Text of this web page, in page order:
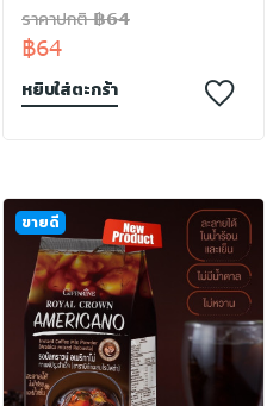
ราคาปกติ ฿64
฿64
หยิบใส่ตะกร้า
ขายดี